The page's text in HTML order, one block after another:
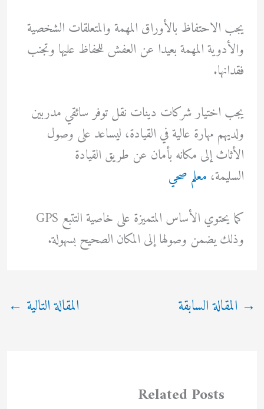
يجب الاحتفاظ بالأوراق المهمة والمتعلقات الشخصية
والأدوية المهمة بعيدا عن العفش للحفاظ عليها وتجنب
فقدانها.
يجب اختيار شركات دينات نقل توفر سائقي مدربين
ولديهم مهارة عالية في القيادة، ليساعد على وصول
الأثاث إلى مكانه بأمان عن طريق القيادة
السليمة، معلم صحي
كما يحتوي الأساس المتميزة على خاصية التتبع GPS
وذلك يضمن وصولها إلى المكان الصحيح بسهولة.
→ المقالة السابقة المقالة التالية ←
Related Posts